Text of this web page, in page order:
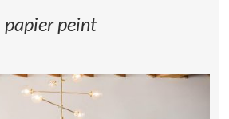
papier peint